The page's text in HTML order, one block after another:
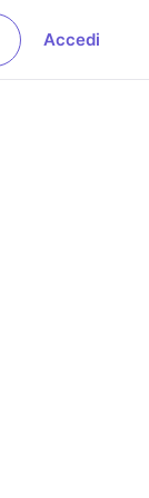
Accedi